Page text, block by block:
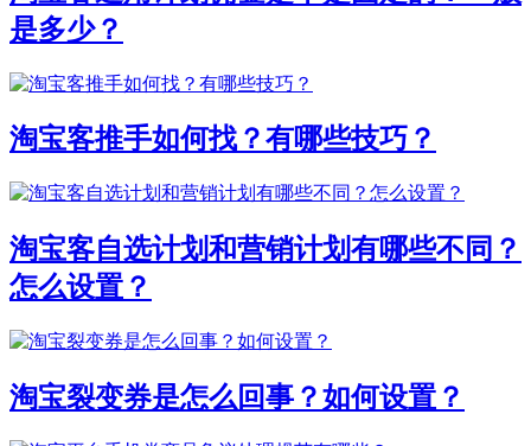
是多少？
淘宝客推手如何找？有哪些技巧？
淘宝客自选计划和营销计划有哪些不同？
怎么设置？
淘宝裂变券是怎么回事？如何设置？